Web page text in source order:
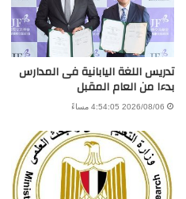
تدريس اللغة اليابانية فى المدارس
بدءا من العام المقبل
2026/08/06 4:54:05 مساءً